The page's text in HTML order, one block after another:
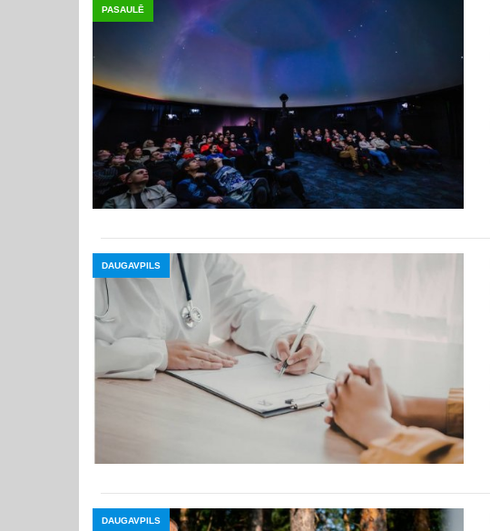
PASAULĒ
DAUGAVPILS
DAUGAVPILS